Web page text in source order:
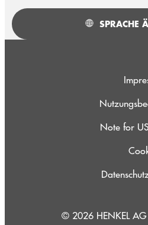
SPRACHE
Note for
© 2026 HENKEL